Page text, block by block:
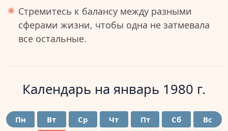
Стремитесь к балансу между разными
сферами жизни, чтобы одна не затмевала
все остальные.
Календарь на январь 1980 г.
Пн Вт Ср Чт Пт Сб Вс